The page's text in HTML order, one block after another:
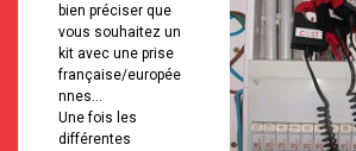
bien préciser que
vous souhaitez un
kit avec une prise
française/europée
nnes…
Une fois les
différentes